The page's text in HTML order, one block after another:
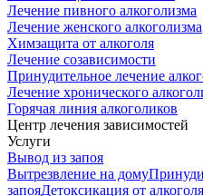
Лечение пивного алкоголизма
Лечение женского алкоголизма
Химзащита от алкоголя
Лечение созависимости
Принудительное лечение
Лечение хронического
Горячая линия алкоголиков
Центр лечения зависимостей
Услуги
Вывод из запоя
Вытрезвление на дому
запояДетоксикация от алкоголя